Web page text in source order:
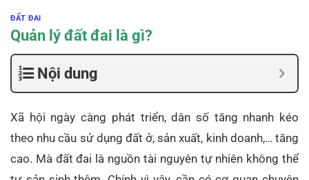
ĐẤT ĐAI
Quản lý đất đai là gì?
Nội dung
Xã hội ngày càng phát triển, dân số tăng nhanh kéo
theo nhu cầu sử dụng đất ở, sản xuất, kinh doanh,… tăng
cao. Mà đất đai là nguồn tài nguyên tự nhiên không thể